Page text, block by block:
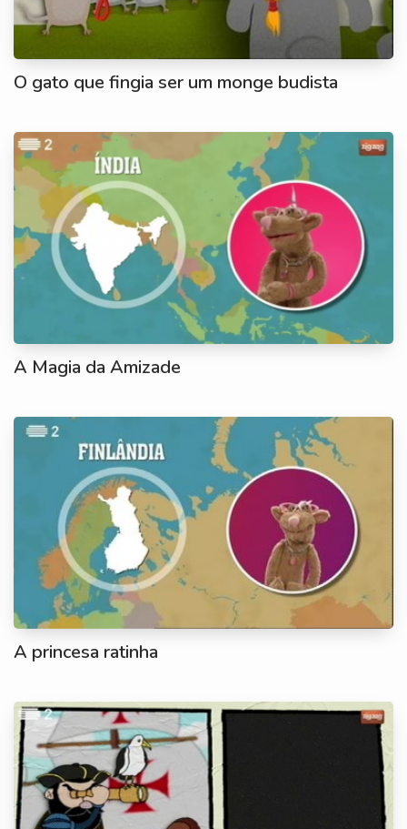
O gato que fingia ser um monge budista
A Magia da Amizade
A princesa ratinha